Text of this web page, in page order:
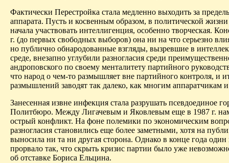
Фактически Перестройка стала медленно выходить за
аппарата. Пусть и косвенным образом, в политической
начала участвовать интеллигенция, особенно творческая.
г. (до первых свободных выборов) она ни на что серьезно
но публично обнародованные взгляды, вызревшие в
среде, внезапно углубили разногласия среди
андроповского по своему менталитету партийного
что народ о чем-то размышляет вне партийного контроля, и
размышлений заводят так далеко, как многим аппаратчикам
Занесенная извне инфекция стала разрушать псевдоединое
Политбюро. Между Лигачевым и Яковлевым еще в 1987 г.
острый конфликт. На фоне полемики по экономическим
разногласия становились еще более заметными, хотя на
выносила ни та ни другая сторона. Однако в конце года
прорвало так, что скрыть кризис партии было уже
об отставке Бориса Ельцина.